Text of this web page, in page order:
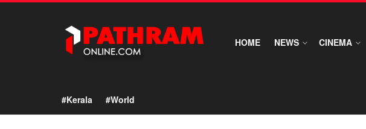
HOME NEWS CINEMA
#Kerala #World